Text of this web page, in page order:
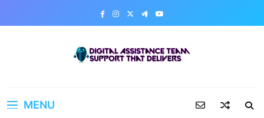
MENU